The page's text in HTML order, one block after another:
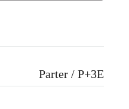
Parter / P+3E